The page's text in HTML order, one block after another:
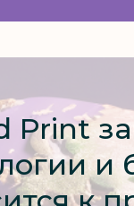
Print
и